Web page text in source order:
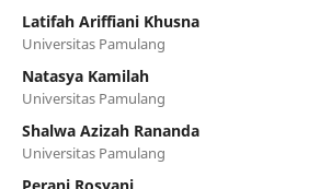
Latifah Ariffiani Khusna
Universitas Pamulang
Natasya Kamilah
Universitas Pamulang
Shalwa Azizah Rananda
Universitas Pamulang